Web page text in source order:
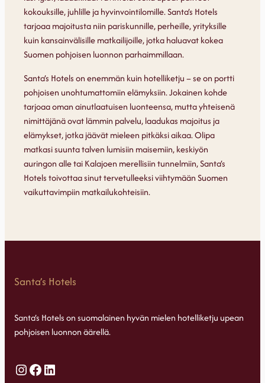
kokouksille, juhlille ja hyvinvointilomille. Santa’s Hotels
tarjoaa majoitusta niin pariskunnille, perheille, yrityksille
kuin kansainvälisille matkailijoille, jotka haluavat kokea
Suomen pohjoisen luonnon parhaimmillaan.
Santa’s Hotels on enemmän kuin hotelliketju – se on portti
pohjoisen unohtumattomiin elämyksiin. Jokainen kohde
tarjoaa oman ainutlaatuisen luonteensa, mutta yhteisenä
nimittäjänä ovat lämmin palvelu, laadukas majoitus ja
elämykset, jotka jäävät mieleen pitkäksi aikaa. Olipa
matkasi suunta talven lumisiin maisemiin, keskiyön
auringon alle tai Kalajoen merellisiin tunnelmiin, Santa’s
Hotels toivottaa sinut tervetulleeksi viihtymään Suomen
vaikuttavimpiin matkailukohteisiin.
Santa’s Hotels
Santa’s Hotels on suomalainen hyvän mielen hotelliketju upean
pohjoisen luonnon äärellä.
Instagram
Facebook
LinkedIn